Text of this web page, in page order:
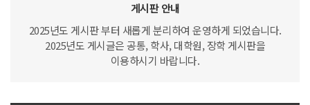
게시판 안내
2025년도 게시판 부터 새롭게 분리하여 운영하게 되었습니다.
2025년도 게시글은 공통, 학사, 대학원, 장학 게시판을
이용하시기 바랍니다.